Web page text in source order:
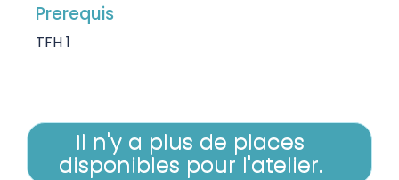
Prerequis
TFH 1
Il n'y a plus de places
disponibles pour l'atelier.